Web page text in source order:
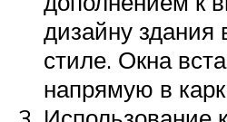
дизайну здания
стиле. Окна
напрямую в